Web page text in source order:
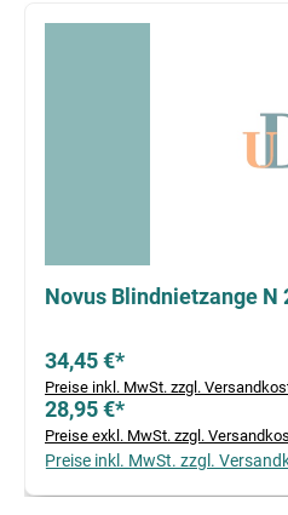
Novus Blindnietzange N
34,45 €*
Preise inkl. MwSt. zzgl.
28,95 €*
Preise exkl. MwSt. zzgl.
Preise inkl. MwSt. zzgl.